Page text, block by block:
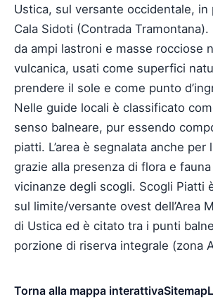
Ustica, sul versante occidentale, in
Cala Sidoti (Contrada
da ampi lastroni e masse rocciose
vulcanica, usati come superfici
prendere il sole e come punto
Nelle guide locali è classificato
senso balneare, pur essendo
piatti. L’area è segnalata anche per
grazie alla presenza di flora e
vicinanze degli scogli. Scogli Piatti
sul limite/versante ovest dell’Area
di Ustica ed è citato tra i punti
porzione di riserva integrale (zona
Torna alla mappa interattivaSitemap